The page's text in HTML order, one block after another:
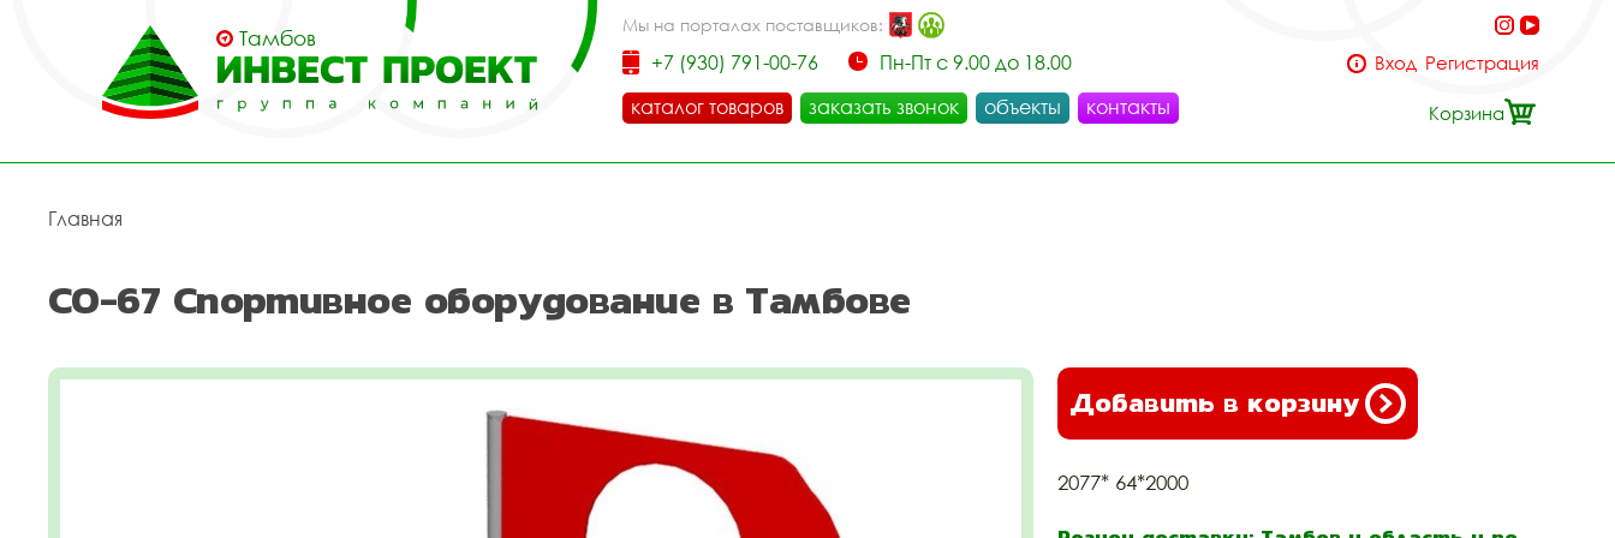
Тамбов
Мы на порталах поставщиков:
+7 (930) 791-00-76
Пн-Пт с 9.00 до 18.00
каталог товаров
заказать звонок объекты контакты
Вход Регистрация
Корзина
Главная
СО-67 Спортивное оборудование в Тамбове
Добавить в корзину
2077* 64*2000